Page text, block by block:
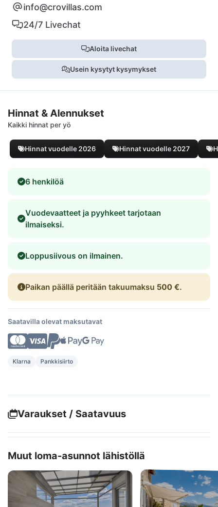
info@crovillas.com
24/7 Livechat
Aloita livechat
Usein kysytyt kysymykset
Hinnat & Alennukset
Kaikki hinnat per yö
Hinnat vuodelle 2026 Hinnat vuodelle 2027
6 henkilöä
Vuodevaatteet ja pyyhkeet tarjotaan
ilmaiseksi.
Loppusiivous on ilmainen.
Paikan päällä peritään takuumaksu 500 €.
Saatavilla olevat maksutavat
Klarna Pankkisiirto
Varaukset / Saatavuus
Muut loma-asunnot lähistöllä